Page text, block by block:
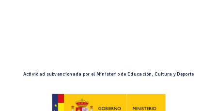
Actividad subvencionada por el Ministerio de Educación, Cultura y Deporte